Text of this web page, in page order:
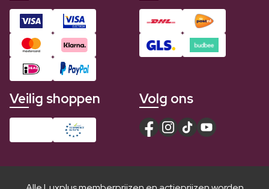
Veilig shoppen Volg ons